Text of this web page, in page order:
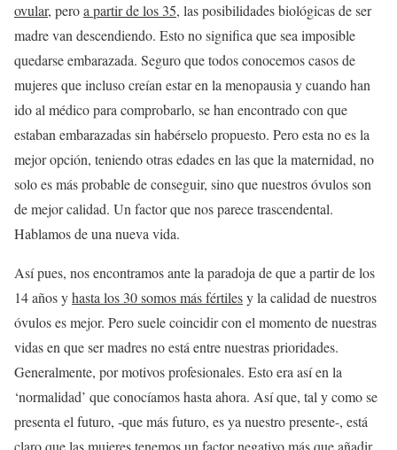
ovular, peroa partir de los 35, las posibilidades biológicas de ser
madre van descendiendo. Esto no significa que sea imposible
quedarse embarazada. Seguro que todos conocemos casos de
mujeres que incluso creían estar en la menopausia y cuando han
ido al médico para comprobarlo, se han encontrado con que
estaban embarazadas sin habérselo propuesto. Pero esta no es la
mejor opción, teniendo otras edades en las que la maternidad, no
solo es más probable de conseguir, sino que nuestros óvulos son
de mejor calidad. Un factor que nos parece trascendental.
Hablamos de una nueva vida.
Así pues, nos encontramos ante la paradoja de que a partir de los
14 años yhasta los 30 somos más fértilesy la calidad de nuestros
óvulos es mejor. Pero suele coincidir con el momento de nuestras
vidas en que ser madres no está entre nuestras prioridades.
Generalmente, por motivos profesionales. Esto era así en la
‘normalidad’ que conocíamos hasta ahora. Así que, tal y como se
presenta el futuro, -que más futuro, es ya nuestro presente-, está
claro que las mujeres tenemos un factor negativo más que añadir